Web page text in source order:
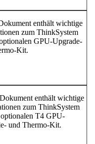
enthält wichtige
zum ThinkSystem
GPU-Upgrade-
Kit.
enthält wichtige
zum ThinkSystem
T4 GPU-
und Thermo-Kit.